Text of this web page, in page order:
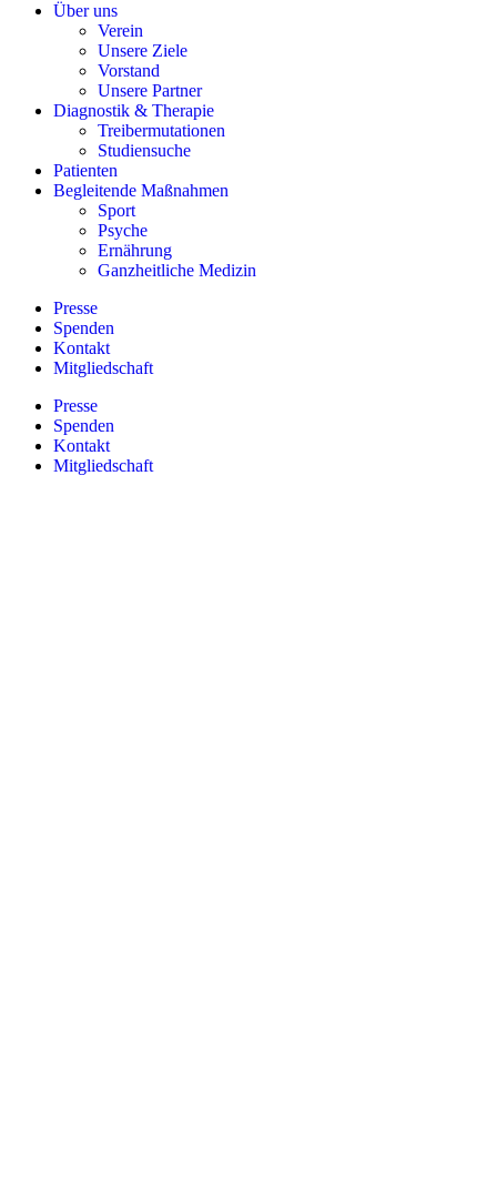
Über uns
Verein
Unsere Ziele
Vorstand
Unsere Partner
Diagnostik & Therapie
Treibermutationen
Studiensuche
Patienten
Begleitende Maßnahmen
Sport
Psyche
Ernährung
Ganzheitliche Medizin
Presse
Spenden
Kontakt
Mitgliedschaft
Presse
Spenden
Kontakt
Mitgliedschaft